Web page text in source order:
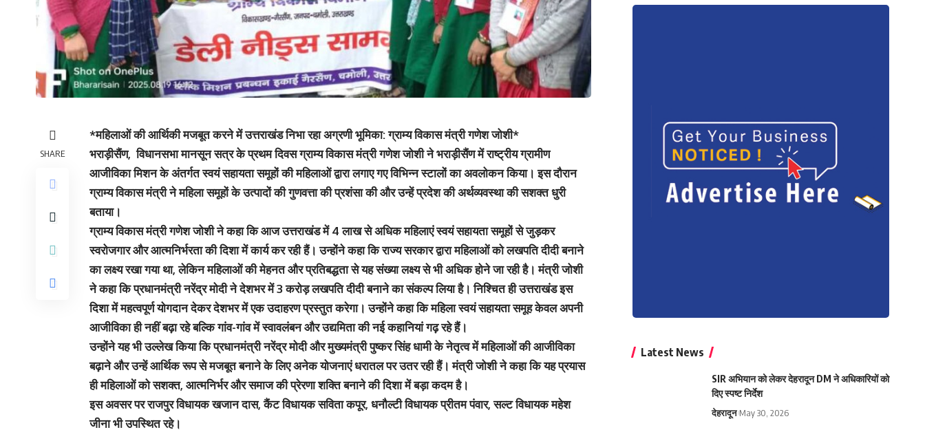
SHARE
*महिलाओं की आर्थिकी मजबूत करने में उत्तराखंड निभा रहा अग्रणी भूमिका: ग्राम्य विकास मंत्री गणेश जोशी*
भराड़ीसैंण, विधानसभा मानसून सत्र के प्रथम दिवस ग्राम्य विकास मंत्री गणेश जोशी ने भराड़ीसैंण में राष्ट्रीय ग्रामीण
आजीविका मिशन के अंतर्गत स्वयं सहायता समूहों की महिलाओं द्वारा लगाए गए विभिन्न स्टालों का अवलोकन किया। इस दौरान
ग्राम्य विकास मंत्री ने महिला समूहों के उत्पादों की गुणवत्ता की प्रशंसा की और उन्हें प्रदेश की अर्थव्यवस्था की सशक्त धुरी
बताया।
ग्राम्य विकास मंत्री गणेश जोशी ने कहा कि आज उत्तराखंड में 4 लाख से अधिक महिलाएं स्वयं सहायता समूहों से जुड़कर
स्वरोजगार और आत्मनिर्भरता की दिशा में कार्य कर रही हैं। उन्होंने कहा कि राज्य सरकार द्वारा महिलाओं को लखपति दीदी बनाने
का लक्ष्य रखा गया था, लेकिन महिलाओं की मेहनत और प्रतिबद्धता से यह संख्या लक्ष्य से भी अधिक होने जा रही है। मंत्री जोशी
ने कहा कि प्रधानमंत्री नरेंद्र मोदी ने देशभर में 3 करोड़ लखपति दीदी बनाने का संकल्प लिया है। निश्चित ही उत्तराखंड इस
दिशा में महत्वपूर्ण योगदान देकर देशभर में एक उदाहरण प्रस्तुत करेगा। उन्होंने कहा कि महिला स्वयं सहायता समूह केवल अपनी
आजीविका ही नहीं बढ़ा रहे बल्कि गांव-गांव में स्वावलंबन और उद्यमिता की नई कहानियां गढ़ रहे हैं।
उन्होंने यह भी उल्लेख किया कि प्रधानमंत्री नरेंद्र मोदी और मुख्यमंत्री पुष्कर सिंह धामी के नेतृत्व में महिलाओं की आजीविका
बढ़ाने और उन्हें आर्थिक रूप से मजबूत बनाने के लिए अनेक योजनाएं धरातल पर उतर रही हैं। मंत्री जोशी ने कहा कि यह प्रयास
ही महिलाओं को सशक्त, आत्मनिर्भर और समाज की प्रेरणा शक्ति बनाने की दिशा में बड़ा कदम है।
इस अवसर पर राजपुर विधायक खजान दास, कैंट विधायक सविता कपूर, धनौल्टी विधायक प्रीतम पंवार, सल्ट विधायक महेश
जीना भी उपस्थित रहे।
Latest News
SIR अभियान को लेकर देहरादून DM ने अधिकारियों को
दिए स्पष्ट निर्देश
देहरादून May 30, 2026